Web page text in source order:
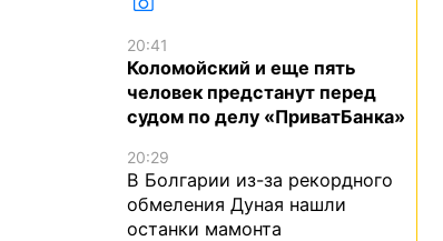
20:41
Коломойский и еще пять
человек предстанут перед
судом по делу «ПриватБанка»
20:29
В Болгарии из-за рекордного
обмеления Дуная нашли
останки мамонта